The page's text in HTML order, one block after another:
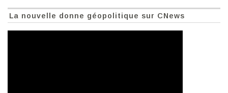
La nouvelle donne géopolitique sur CNews